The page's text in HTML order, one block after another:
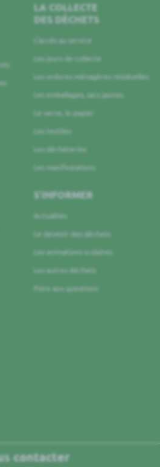
LA COLLECTE
DES DÉCHETS
L’accès au service
Les jours de collecte
Les ordures ménagères résiduelles
Les emballages, sacs jaunes
Le verre, le papier
Les textiles
Les déchèteries
Les manifestations
S’INFORMER
Actualités
Le devenir des déchets
Les animations scolaires
Les autres déchets
Foire aux questions
contacter